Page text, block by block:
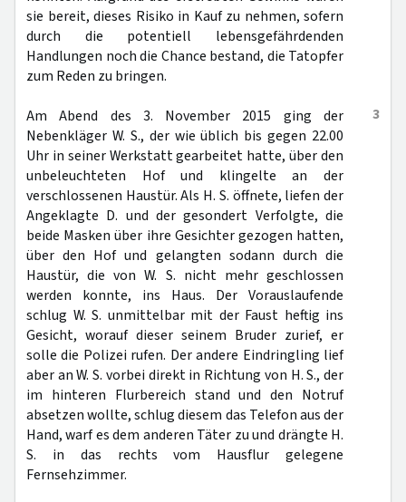
sie bereit, dieses Risiko in Kauf zu nehmen, sofern
durch die potentiell lebensgefährdenden
Handlungen noch die Chance bestand, die Tatopfer
zum Reden zu bringen.
3
Am Abend des 3. November 2015 ging der
Nebenkläger W. S., der wie üblich bis gegen 22.00
Uhr in seiner Werkstatt gearbeitet hatte, über den
unbeleuchteten Hof und klingelte an der
verschlossenen Haustür. Als H. S. öffnete, liefen der
Angeklagte D. und der gesondert Verfolgte, die
beide Masken über ihre Gesichter gezogen hatten,
über den Hof und gelangten sodann durch die
Haustür, die von W. S. nicht mehr geschlossen
werden konnte, ins Haus. Der Vorauslaufende
schlug W. S. unmittelbar mit der Faust heftig ins
Gesicht, worauf dieser seinem Bruder zurief, er
solle die Polizei rufen. Der andere Eindringling lief
aber an W. S. vorbei direkt in Richtung von H. S., der
im hinteren Flurbereich stand und den Notruf
absetzen wollte, schlug diesem das Telefon aus der
Hand, warf es dem anderen Täter zu und drängte H.
S. in das rechts vom Hausflur gelegene
Fernsehzimmer.